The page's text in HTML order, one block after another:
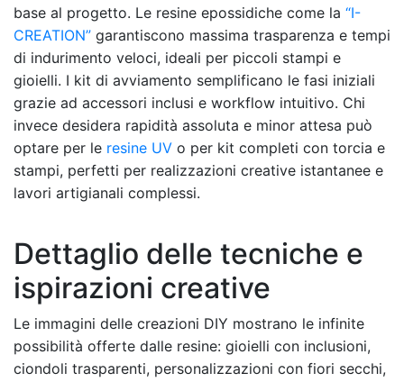
base al progetto. Le resine epossidiche come la “I-
CREATION” garantiscono massima trasparenza e tempi
di indurimento veloci, ideali per piccoli stampi e
gioielli. I kit di avviamento semplificano le fasi iniziali
grazie ad accessori inclusi e workflow intuitivo. Chi
invece desidera rapidità assoluta e minor attesa può
optare per le resine UV o per kit completi con torcia e
stampi, perfetti per realizzazioni creative istantanee e
lavori artigianali complessi.
Dettaglio delle tecniche e
ispirazioni creative
Le immagini delle creazioni DIY mostrano le infinite
possibilità offerte dalle resine: gioielli con inclusioni,
ciondoli trasparenti, personalizzazioni con fiori secchi,